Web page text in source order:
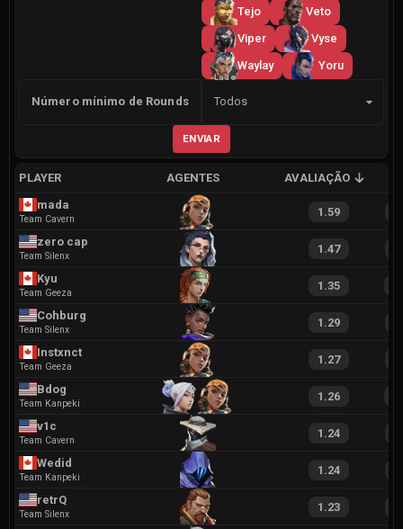
Tejo
Veto
Viper
Vyse
Waylay
Yoru
Número mínimo de Rounds
Lado
Todos
ENVIAR
PLAYER AGENTES AVALIAÇÃO
mada
Team Cavern
1.59
zero cap
Team Silenx
1.47
Kyu
Team Geeza
1.35
Cohburg
Team Silenx
1.29
Instxnct
Team Geeza
1.27
Bdog
Team Kanpeki
1.26
v1c
Team Cavern
1.24
Wedid
Team Kanpeki
1.24
retrQ
Team Silenx
1.23